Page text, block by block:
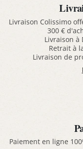
Livraison Colissimo
300 €
Livraison à
Retrait à
Livraison de
Paiement en ligne